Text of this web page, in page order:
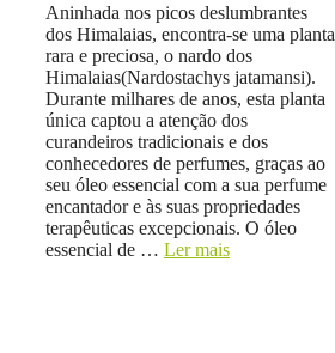
Aninhada nos picos deslumbrantes
dos Himalaias, encontra-se uma planta
rara e preciosa, o nardo dos
Himalaias(Nardostachys jatamansi).
Durante milhares de anos, esta planta
única captou a atenção dos
curandeiros tradicionais e dos
conhecedores de perfumes, graças ao
seu óleo essencial com a sua perfume
encantador e às suas propriedades
terapêuticas excepcionais. O óleo
essencial de … Ler mais